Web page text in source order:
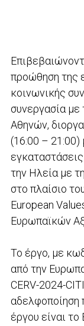
προώθηση της
κοινωνικής
συνεργασία με
Αθηνών,
(16:00 – 21:00)
την Ηλεία με
στο πλαίσιο
European
Ευρωπαϊκών
Το έργο, με
από την
CERV-2024-
αδελφοποίηση
έργου είναι το